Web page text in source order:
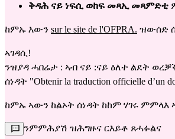
ቅዳሕ ናይ ነፍሲ ወከፍ መጻኢ መጻምድቲ
ከምኡ እውን sur le site de l'OFPRA. ዝውሰድ
ኣገዳሲ!
ንዝያዳ ሓበሬታ : ኣብ ናይ :ናይ ዕለተ ልደት
ሰነዳት "Obtenir la traduction officielle d’un
ከምኡ ኣውን ከልኦት ሰነዳት ከከም ሃገሩ ምምላእ
ንምምሕያሽ ዝሕግዙና ርእይቶ ጸሓፉልና